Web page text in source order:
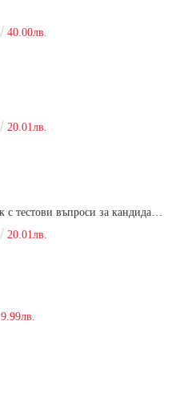
40.00лв.
20.01лв.
20.01лв.
9.99лв.